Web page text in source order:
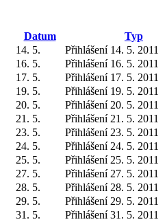
Datum Typ
14. 5.
Přihlášení 14. 5. 2011
16. 5.
Přihlášení 16. 5. 2011
17. 5.
Přihlášení 17. 5. 2011
19. 5.
Přihlášení 19. 5. 2011
20. 5.
Přihlášení 20. 5. 2011
21. 5.
Přihlášení 21. 5. 2011
23. 5.
Přihlášení 23. 5. 2011
24. 5.
Přihlášení 24. 5. 2011
25. 5.
Přihlášení 25. 5. 2011
27. 5.
Přihlášení 27. 5. 2011
28. 5.
Přihlášení 28. 5. 2011
29. 5.
Přihlášení 29. 5. 2011
31. 5.
Přihlášení 31. 5. 2011